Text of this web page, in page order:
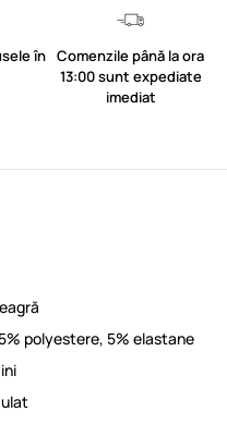
în Comenzile până la ora
13:00 sunt expediate
imediat
polyestere, 5% elastane